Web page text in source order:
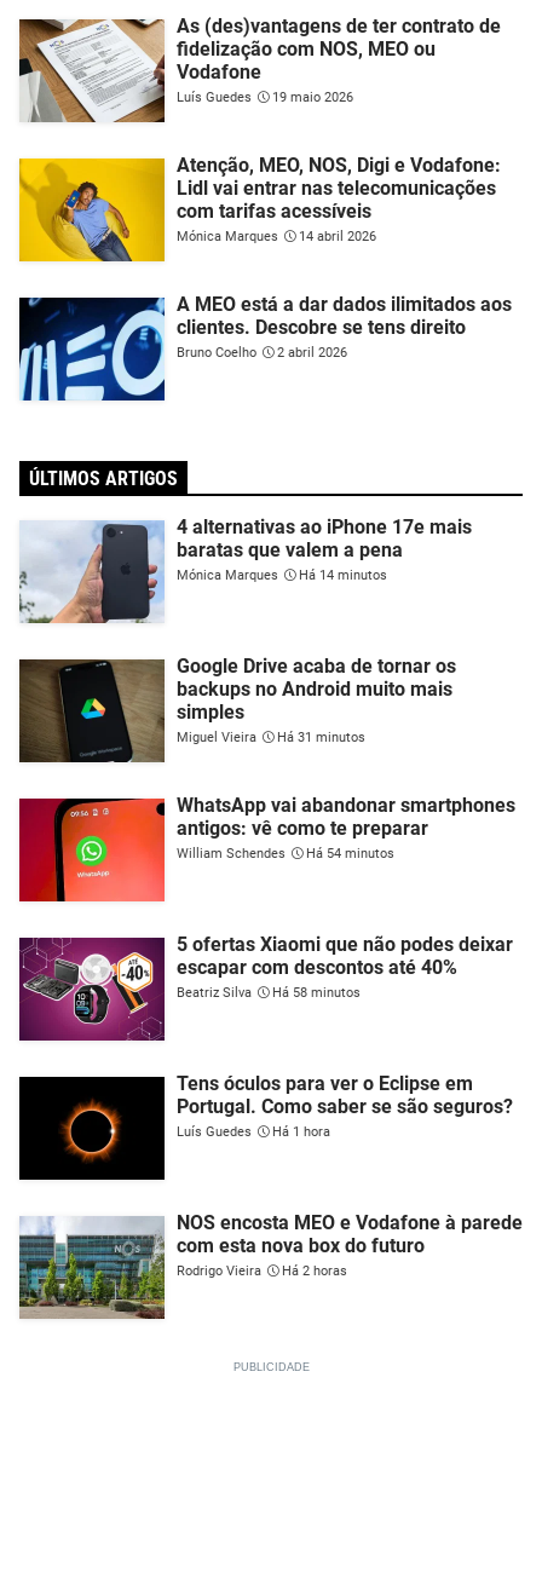
As (des)vantagens de ter contrato de
fidelização com NOS, MEO ou
Vodafone
Luís Guedes 19 maio 2026
Atenção, MEO, NOS, Digi e Vodafone:
Lidl vai entrar nas telecomunicações
com tarifas acessíveis
Mónica Marques 14 abril 2026
A MEO está a dar dados ilimitados aos
clientes. Descobre se tens direito
Bruno Coelho 2 abril 2026
ÚLTIMOS ARTIGOS
4 alternativas ao iPhone 17e mais
baratas que valem a pena
Mónica Marques Há 14 minutos
Google Drive acaba de tornar os
backups no Android muito mais
simples
Miguel Vieira Há 31 minutos
WhatsApp vai abandonar smartphones
antigos: vê como te preparar
William Schendes Há 54 minutos
5 ofertas Xiaomi que não podes deixar
escapar com descontos até 40%
Beatriz Silva Há 58 minutos
Tens óculos para ver o Eclipse em
Portugal. Como saber se são seguros?
Luís Guedes Há 1 hora
NOS encosta MEO e Vodafone à parede
com esta nova box do futuro
Rodrigo Vieira Há 2 horas